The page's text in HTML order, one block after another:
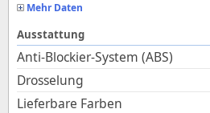
Mehr Daten
Ausstattung
Anti-Blockier-System (ABS)
Drosselung
Lieferbare Farben